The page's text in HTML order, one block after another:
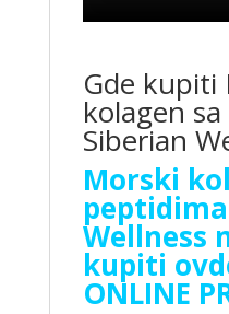
Gde kupiti
kolagen
Siberian
Morski
Wellness
kupiti
ONLINE